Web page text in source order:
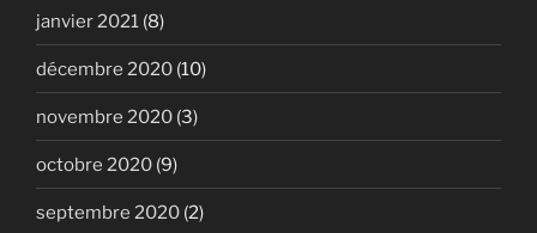
janvier 2021 (8)
décembre 2020 (10)
novembre 2020 (3)
octobre 2020 (9)
septembre 2020 (2)